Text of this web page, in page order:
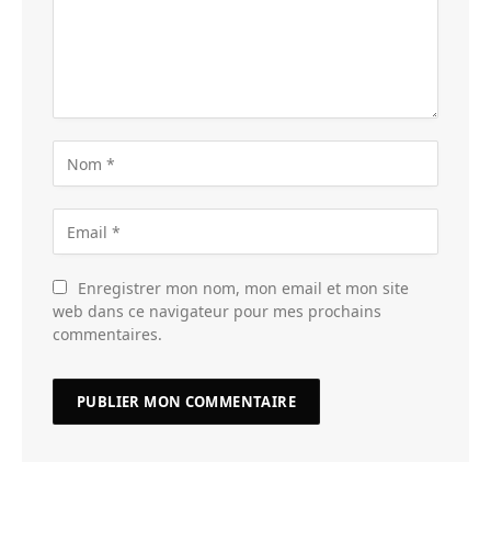
Enregistrer mon nom, mon email et mon site
web dans ce navigateur pour mes prochains
commentaires.